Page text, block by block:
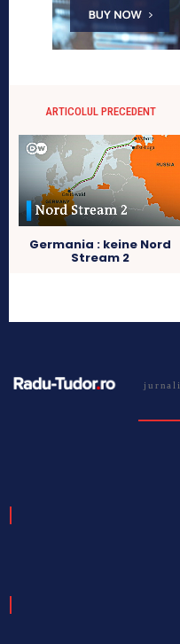
ARTICOLUL PRECEDENT
Germania : keine Nord
Stream 2